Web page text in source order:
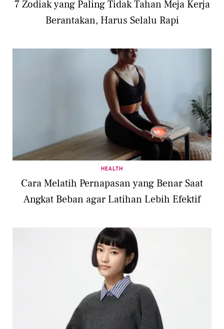
7 Zodiak yang Paling Tidak Tahan Meja Kerja
Berantakan, Harus Selalu Rapi
HEALTH
Cara Melatih Pernapasan yang Benar Saat
Angkat Beban agar Latihan Lebih Efektif